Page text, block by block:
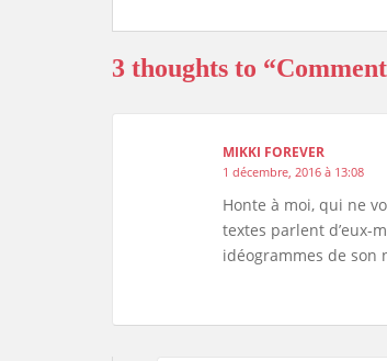
3 thoughts to
MIKKI FOREVER
1 décembre, 2016 à 13:08
Honte à moi, qui ne
textes parlent d’eux-
idéogrammes de son